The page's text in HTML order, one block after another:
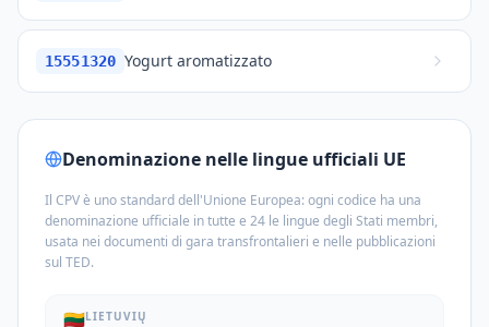
15551320 Yogurt aromatizzato
Denominazione nelle lingue ufficiali UE
Il CPV è uno standard dell'Unione Europea: ogni codice ha una
denominazione ufficiale in tutte e 24 le lingue degli Stati membri,
usata nei documenti di gara transfrontalieri e nelle pubblicazioni
sul TED.
🇱🇹LIETUVIŲ